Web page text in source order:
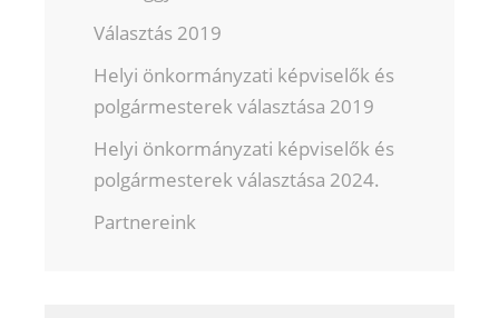
Választás 2019
Helyi önkormányzati képviselők és
polgármesterek választása 2019
Helyi önkormányzati képviselők és
polgármesterek választása 2024.
Partnereink